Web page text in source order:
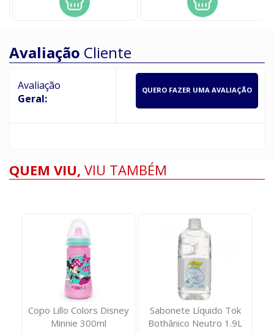
Avaliação Cliente
Avaliação
Geral:
QUERO FAZER UMA AVALIAÇÃO
QUEM VIU, VIU TAMBÉM
Copo Lillo Colors Disney
Minnie 300ml
Sabonete Líquido Tok
Bothânico Neutro 1.9L